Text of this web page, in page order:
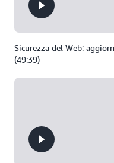
Sicurezza del Web:
(49:39)